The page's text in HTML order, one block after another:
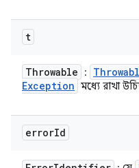
t
Throwable :
Exception মধ্যে রাখা
errorId